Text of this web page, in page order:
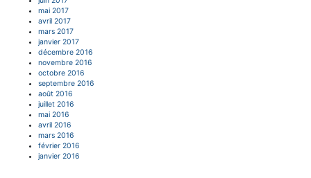
mai 2017
avril 2017
mars 2017
janvier 2017
décembre 2016
novembre 2016
octobre 2016
septembre 2016
août 2016
juillet 2016
mai 2016
avril 2016
mars 2016
février 2016
janvier 2016